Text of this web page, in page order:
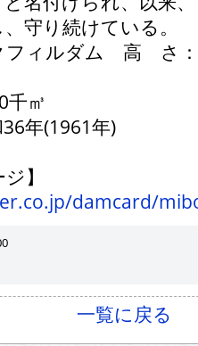
守り続けている。
ィルダム 高 さ
㎥
年(1961年)
】
damcard/
一覧に戻る